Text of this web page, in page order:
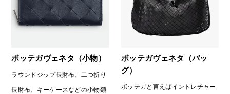
ボッテガヴェネタ（小物）
ラウンドジップ長財布、二つ折り
長財布、キーケースなどの小物類
ボッテガヴェネタ（バッ
グ）
ボッテガと言えばイントレチャー